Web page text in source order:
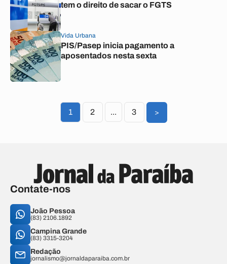
tem o direito de sacar o FGTS
Vida Urbana
PIS/Pasep inicia pagamento a
aposentados nesta sexta
1 2 ... 3 >
Contate-nos
João Pessoa
(83) 2106.1892
Campina Grande
(83) 3315-3204
Redação
jornalismo@jornaldaparaiba.com.br